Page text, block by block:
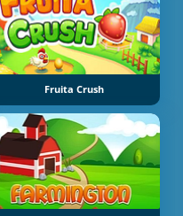
Fruita Crush